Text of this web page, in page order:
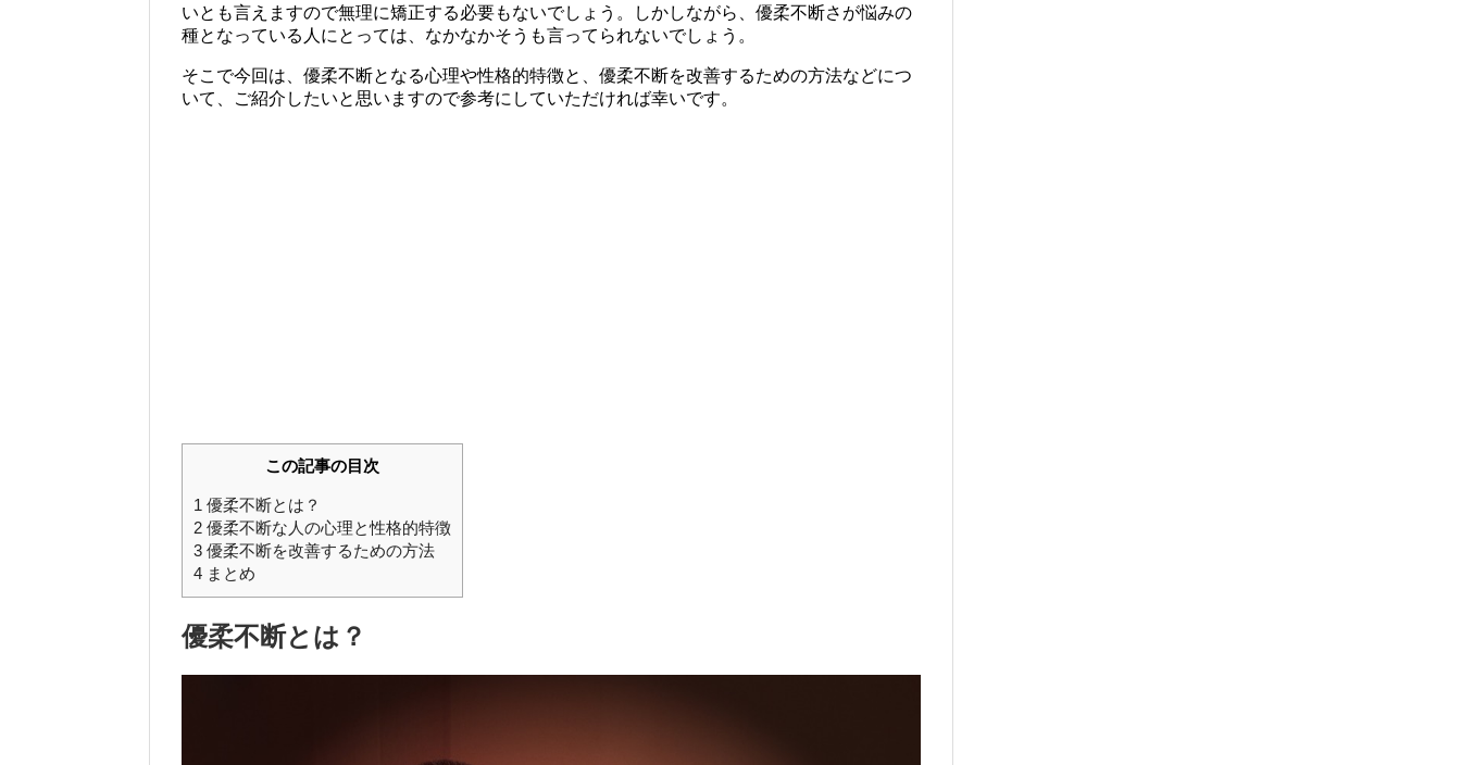
いとも言えますので無理に矯正する必要もないでしょう。しかしながら、優柔不断さが悩みの
種となっている人にとっては、なかなかそうも言ってられないでしょう。
そこで今回は、優柔不断となる心理や性格的特徴と、優柔不断を改善するための方法などにつ
いて、ご紹介したいと思いますので参考にしていただければ幸いです。
この記事の目次
1 優柔不断とは？
2 優柔不断な人の心理と性格的特徴
3 優柔不断を改善するための方法
4 まとめ
優柔不断とは？